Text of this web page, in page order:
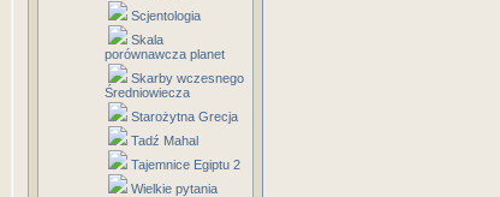
Scjentologia
Skala
porównawcza planet
Skarby wczesnego
Średniowiecza
Starożytna Grecja
Tadź Mahal
Tajemnice Egiptu 2
Wielkie pytania